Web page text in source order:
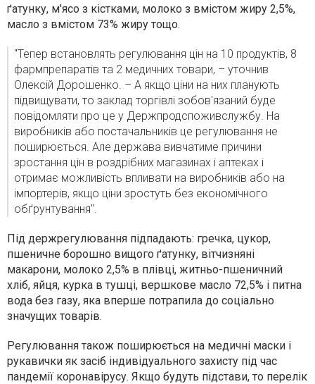
ґатунку, м'ясо з кістками, молоко з вмістом жиру 2,5%,
масло з вмістом 73% жиру тощо.
"Тепер встановлять регулювання цін на 10 продуктів, 8
фармпрепаратів та 2 медичних товари, – уточнив
Олексій Дорошенко. – А якщо ціни на них планують
підвищувати, то заклад торгівлі зобов'язаний буде
повідомляти про це у Держпродспоживслужбу. На
виробників або постачальників це регулювання не
поширюється. Але держава вивчатиме причини
зростання цін в роздрібних магазинах і аптеках і
отримає можливість впливати на виробників або на
імпортерів, якщо ціни зростуть без економічного
обґрунтування".
Під держрегулювання підпадають: гречка, цукор,
пшеничне борошно вищого ґатунку, вітчизняні
макарони, молоко 2,5% в плівці, житньо-пшеничний
хліб, яйця, курка в тушці, вершкове масло 72,5% і питна
вода без газу, яка вперше потрапила до соціально
значущих товарів.
Регулювання також поширюється на медичні маски і
рукавички як засіб індивідуального захисту під час
пандемії коронавірусу. Якщо будуть підстави, то перелік